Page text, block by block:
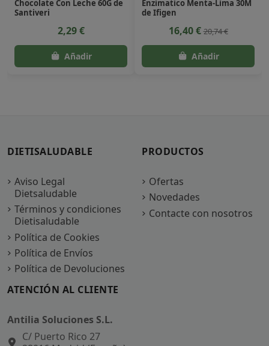
Chocolate Con Leche 60G de
Santiveri
2,29 €
Enzimatico Menta-Lima 30M
de Ifigen
16,40 €20,74 €
DIETISALUDABLE
Aviso Legal
Dietsaludable
Términos y condiciones
Dietisaludable
Política de Cookies
Política de Envíos
Política de Devoluciones
PRODUCTOS
Ofertas
Novedades
Contacte con nosotros
ATENCIÓN AL CLIENTE
Antilia Soluciones S.L.
C/ Puerto Rico 27